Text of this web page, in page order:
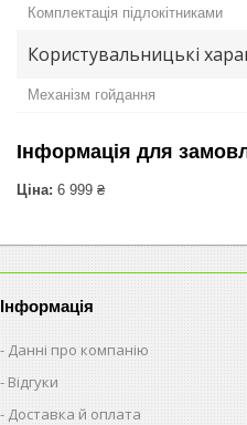
Комплектація підлокітниками
Користувальницькі
Механізм гойдання
Інформація для
Ціна: 6 999 ₴
Інформація
Данні про компанію
Відгуки
Доставка й оплата